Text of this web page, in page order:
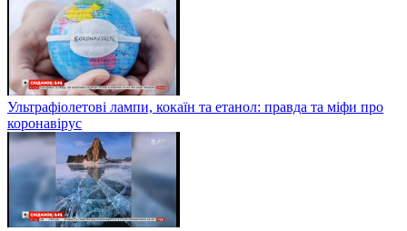
Ультрафіолетові лампи, кокаїн та етанол: правда та міфи про
коронавірус